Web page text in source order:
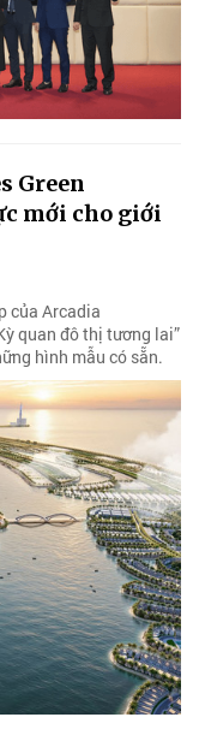
Green
mới cho giới
của Arcadia
quan đô thị tương lai”
hình mẫu có sẵn.